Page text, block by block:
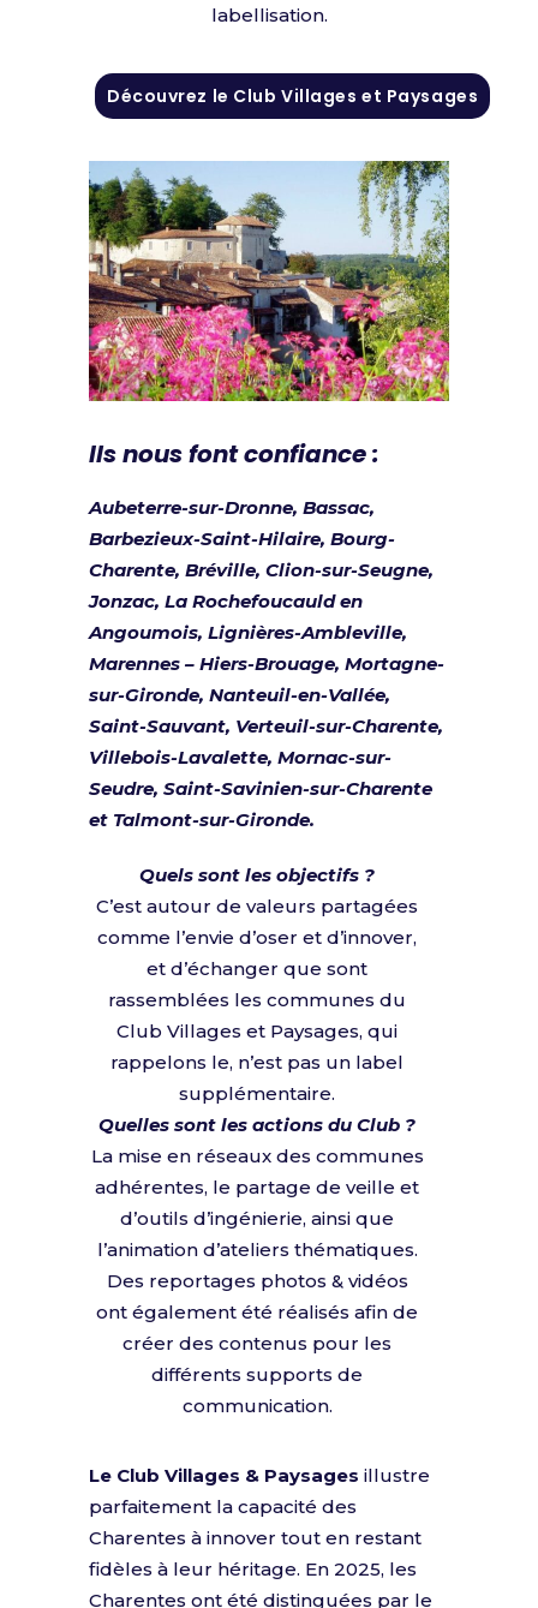
labellisation.
Découvrez le Club Villages et Paysages
Ils nous font confiance :
Aubeterre-sur-Dronne, Bassac,
Barbezieux-Saint-Hilaire, ​Bourg-
Charente, Bréville, Clion-sur-Seugne,
Jonzac, La Rochefoucauld en
Angoumois, Lignières-Ambleville,
Marennes – Hiers-Brouage, Mortagne-
sur-Gironde, Nanteuil-en-Vallée,
Saint-Sauvant, Verteuil-sur-Charente, ​
Villebois-Lavalette, Mornac-sur-
Seudre, Saint-Savinien-sur-Charente
et Talmont-sur-Gironde.
Quels sont les objectifs ?
C’est autour de valeurs partagées
comme l’envie d’oser et d’innover,
et d’échanger que sont
rassemblées les communes du
Club Villages et Paysages, qui
rappelons le, n’est pas un label
supplémentaire.
Quelles sont les actions du Club ?
La mise en réseaux des communes
adhérentes, le partage de veille et
d’outils d’ingénierie, ainsi que
l’animation d’ateliers thématiques.
Des reportages photos & vidéos
ont également été réalisés afin de
créer des contenus pour les
différents supports de
communication.
Le Club Villages & Paysages illustre
parfaitement la capacité des
Charentes à innover tout en restant
fidèles à leur héritage. En 2025, les
Charentes ont été distinguées par le